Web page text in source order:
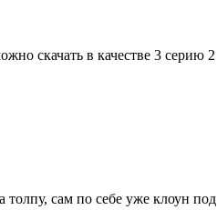
скачать в качестве 3 серию 2
сам по себе уже клоун под